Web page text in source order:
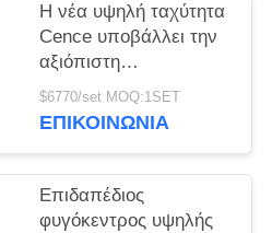
Η νέα υψηλή ταχύτητα
Cence υποβάλλει την
αξιόπιστη
φυγοκεντρικότητα για
τη μοριακή βιολογία σε
$6770/set MOQ:1SET
ΕΠΙΚΟΙΝΩΝΊΑ
Επιδαπέδιος
φυγόκεντρος υψηλής